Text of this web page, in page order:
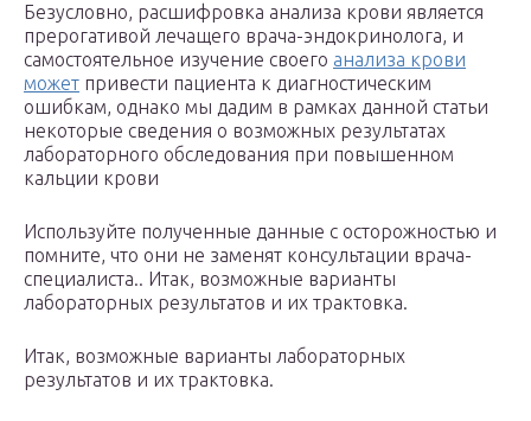
Безусловно, расшифровка анализа крови является
прерогативой лечащего врача-эндокринолога, и
самостоятельное изучение своего анализа крови
может привести пациента к диагностическим
ошибкам, однако мы дадим в рамках данной статьи
некоторые сведения о возможных результатах
лабораторного обследования при повышенном
кальции крови
Используйте полученные данные с осторожностью и
помните, что они не заменят консультации врача-
специалиста.. Итак, возможные варианты
лабораторных результатов и их трактовка.
Итак, возможные варианты лабораторных
результатов и их трактовка.